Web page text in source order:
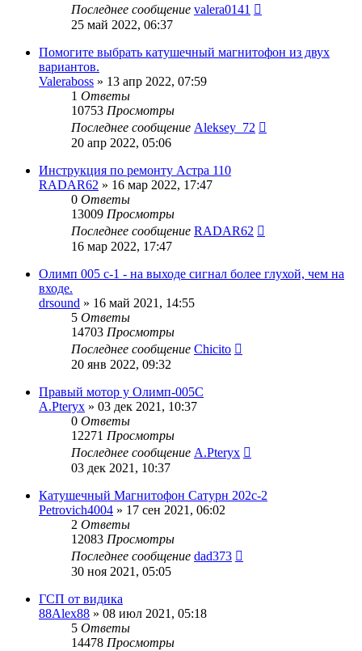
Последнее сообщение valera0141
25 май 2022, 06:37
Помогите выбрать катушечный магнитофон из двух
вариантов.
Valeraboss » 13 апр 2022, 07:59
1 Ответы
10753 Просмотры
Последнее сообщение Aleksey_72
20 апр 2022, 05:06
Инструкция по ремонту Астра 110
RADAR62 » 16 мар 2022, 17:47
0 Ответы
13009 Просмотры
Последнее сообщение RADAR62
16 мар 2022, 17:47
Олимп 005 с-1 - на выходе сигнал более глухой, чем на
входе.
drsound » 16 май 2021, 14:55
5 Ответы
14703 Просмотры
Последнее сообщение Chicito
20 янв 2022, 09:32
Правый мотор у Олимп-005С
A.Pteryx » 03 дек 2021, 10:37
0 Ответы
12271 Просмотры
Последнее сообщение A.Pteryx
03 дек 2021, 10:37
Катушечный Магнитофон Сатурн 202с-2
Petrovich4004 » 17 сен 2021, 06:02
2 Ответы
12083 Просмотры
Последнее сообщение dad373
30 ноя 2021, 05:05
ГСП от видика
88Alex88 » 08 июл 2021, 05:18
5 Ответы
14478 Просмотры